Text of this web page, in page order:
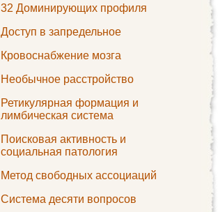
32 Доминирующих профиля
Доступ в запредельное
Кровоснабжение мозга
Необычное расстройство
Ретикулярная формация и
лимбическая система
Поисковая активность и
социальная патология
Метод свободных ассоциаций
Система десяти вопросов